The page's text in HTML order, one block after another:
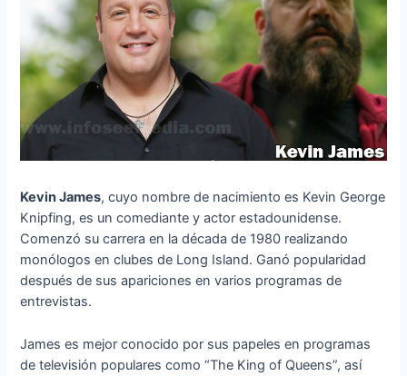
Kevin James, cuyo nombre de nacimiento es Kevin George
Knipfing, es un comediante y actor estadounidense.
Comenzó su carrera en la década de 1980 realizando
monólogos en clubes de Long Island. Ganó popularidad
después de sus apariciones en varios programas de
entrevistas.
James es mejor conocido por sus papeles en programas
de televisión populares como “The King of Queens”, así